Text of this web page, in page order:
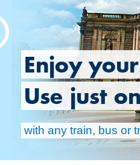
Enjoy
Use just
with any train, bus or